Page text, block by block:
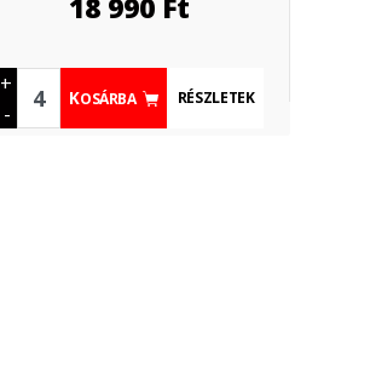
+
-
KOSÁRBA RÉSZLETEK